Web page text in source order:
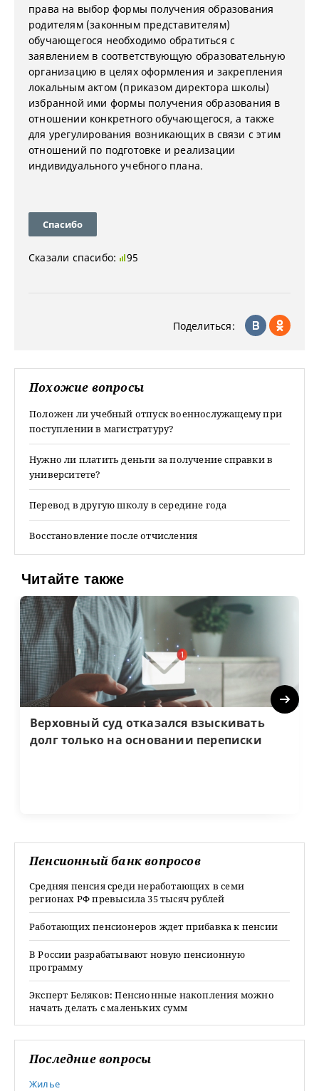
права на выбор формы получения образования
родителям (законным представителям)
обучающегося необходимо обратиться с
заявлением в соответствующую образовательную
организацию в целях оформления и закрепления
локальным актом (приказом директора школы)
избранной ими формы получения образования в
отношении конкретного обучающегося, а также
для урегулирования возникающих в связи с этим
отношений по подготовке и реализации
индивидуального учебного плана.
Спасибо
Сказали спасибо: 95
Поделиться:
Похожие вопросы
Положен ли учебный отпуск военнослужащему при
поступлении в магистратуру?
Нужно ли платить деньги за получение справки в
университете?
Перевод в другую школу в середине года
Восстановление после отчисления
Читайте также
Верховный суд отказался взыскивать
долг только на основании переписки
Next
Пенсионный банк вопросов
Средняя пенсия среди неработающих в семи
регионах РФ превысила 35 тысяч рублей
Работающих пенсионеров ждет прибавка к пенсии
В России разрабатывают новую пенсионную
программу
Эксперт Беляков: Пенсионные накопления можно
начать делать с маленьких сумм
Последние вопросы
Жилье